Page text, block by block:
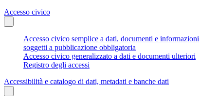
Accesso civico
Accesso civico semplice a dati, documenti e informazioni
soggetti a pubblicazione obbligatoria
Accesso civico generalizzato a dati e documenti ulteriori
Registro degli accessi
Accessibilità e catalogo di dati, metadati e banche dati